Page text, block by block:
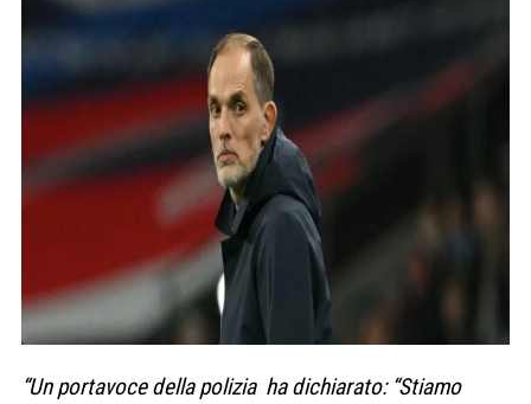
“Un portavoce della polizia ha dichiarato: “Stiamo